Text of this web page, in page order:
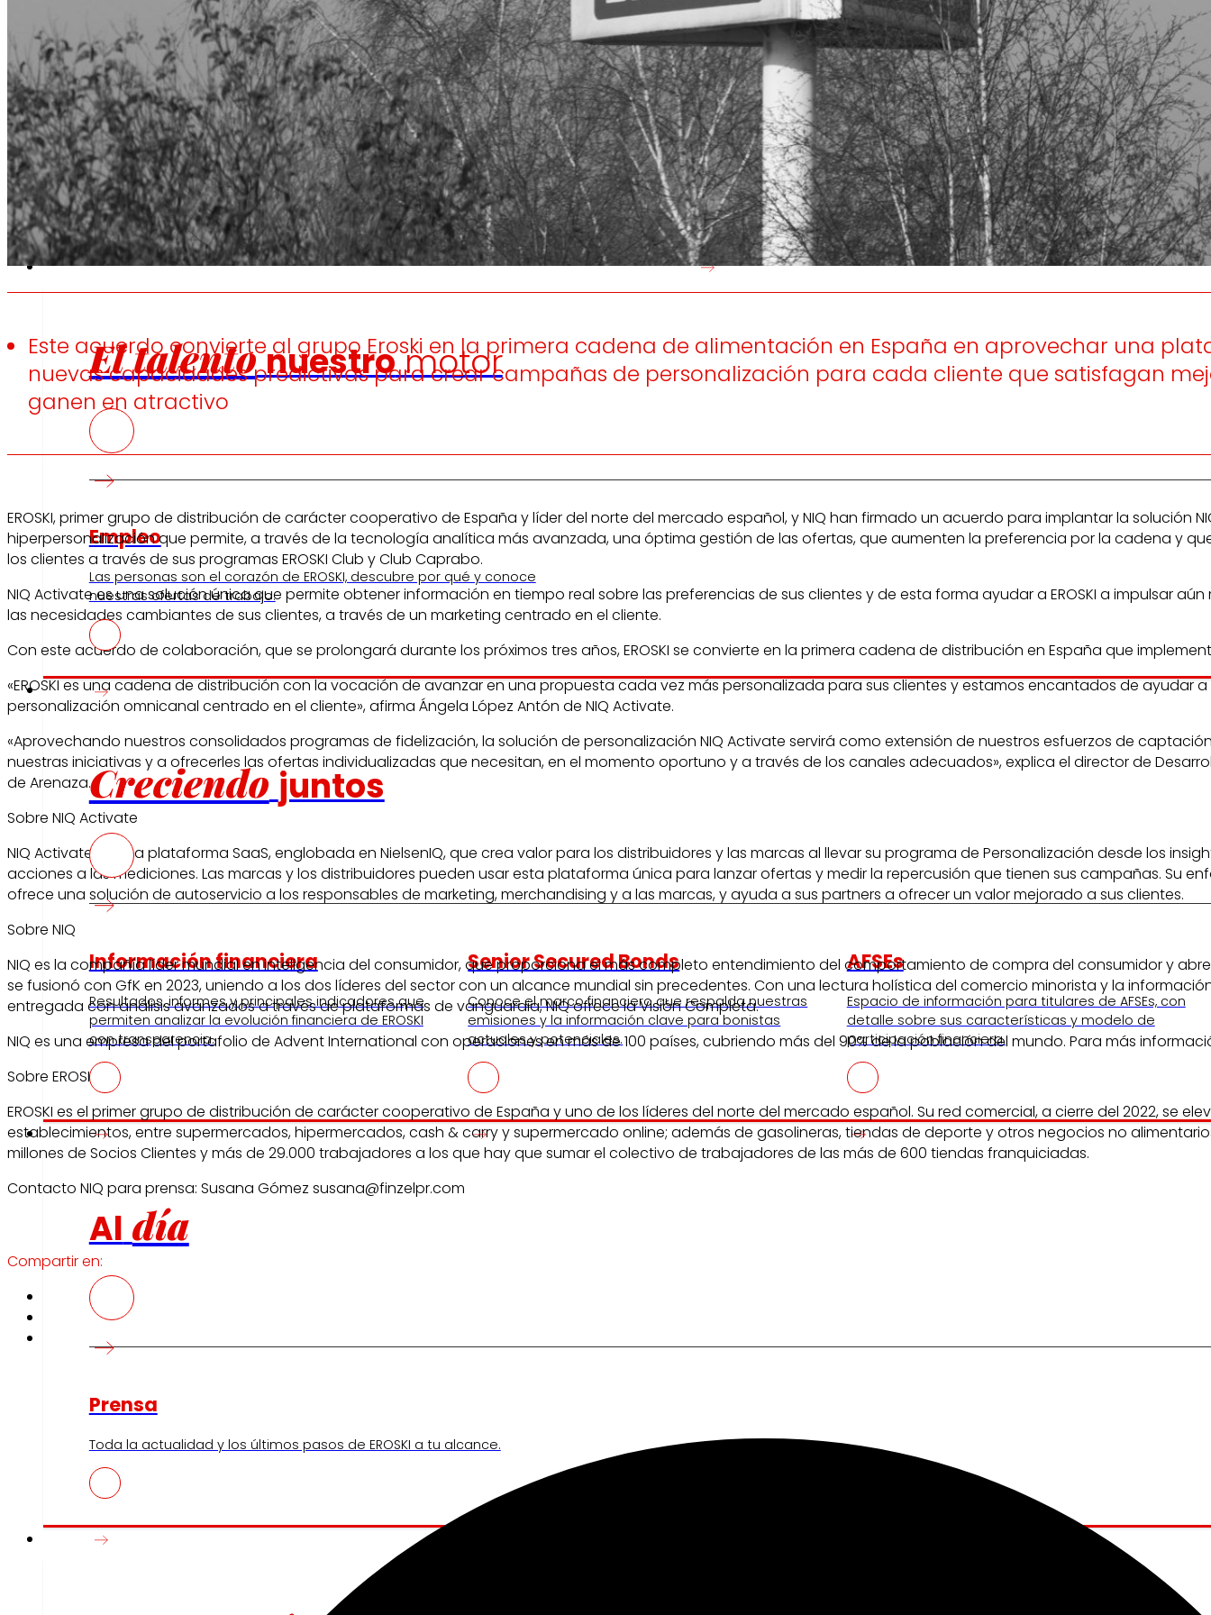
Fomentamosla
alimentación saludable.
Generamos riqueza localy
solidaridaden el entorno.
Promovemosla
satisfacción y el desarrollo
de laspersonas
trabajadoras.
Escuchamose
informamosa las
personas
Empleo
El talentonuestromotor
Empleo
Las personas son el corazón de EROSKI, descubre por qué y conoce
nuestras ofertas de trabajo.
Inversores
Creciendo juntos
Información financiera
Resultados, informes y principales indicadores que
permiten analizar la evolución financiera de EROSKI
con transparencia.
Senior Secured Bonds
Conoce el marco financiero que respalda nuestras
emisiones y la información clave para bonistas
actuales y potenciales.
AFSEs
Espacio de información para titulares de AFSEs, con
detalle sobre sus características y modelo de
participación financiera.
Prensa
Al día
Prensa
Toda la actualidad y los últimos pasos de EROSKI a tu alcance.
Innovación
Este acuerdo convierte al grupo Eroski en la primera cadena de alimentación en España en aprovechar una
nuevas capacidades predictivas para crear campañas de personalización para cada cliente que satisfagan
ganen en atractivo
EROSKI, primer grupo de distribución de carácter cooperativo de España y líder del norte del mercado español, y NIQ han firmado un acuerdo para implantar la solución
hiperpersonalización que permite, a través de la tecnología analítica más avanzada, una óptima gestión de las ofertas, que aumenten la preferencia por la cadena y
los clientes a través de sus programas EROSKI Club y Club Caprabo.
NIQ Activate es una solución única que permite obtener información en tiempo real sobre las preferencias de sus clientes y de esta forma ayudar a EROSKI a impulsar
las necesidades cambiantes de sus clientes, a través de un marketing centrado en el cliente.
Con este acuerdo de colaboración, que se prolongará durante los próximos tres años, EROSKI se convierte en la primera cadena de distribución en España que
«EROSKI es una cadena de distribución con la vocación de avanzar en una propuesta cada vez más personalizada para sus clientes y estamos encantados de ayudar
personalización omnicanal centrado en el cliente», afirma Ángela López Antón de NIQ Activate.
«Aprovechando nuestros consolidados programas de fidelización, la solución de personalización NIQ Activate servirá como extensión de nuestros esfuerzos de
nuestras iniciativas y a ofrecerles las ofertas individualizadas que necesitan, en el momento oportuno y a través de los canales adecuados», explica el director de
de Arenaza.
Sobre NIQ Activate
NIQ Activate es una plataforma SaaS, englobada en NielsenIQ, que crea valor para los distribuidores y las marcas al llevar su programa de Personalización desde los
acciones a las mediciones. Las marcas y los distribuidores pueden usar esta plataforma única para lanzar ofertas y medir la repercusión que tienen sus campañas. Su
ofrece una solución de autoservicio a los responsables de marketing, merchandising y a las marcas, y ayuda a sus partners a ofrecer un valor mejorado a sus clientes.
Sobre NIQ
NIQ es la compañía líder mundial en inteligencia del consumidor, que proporciona el más completo entendimiento del comportamiento de compra del consumidor y
se fusionó con GfK en 2023, uniendo a los dos líderes del sector con un alcance mundial sin precedentes. Con una lectura holística del comercio minorista y la
entregada con análisis avanzados a través de plataformas de vanguardia, NIQ ofrece la Visión Completa.
NIQ es una empresa del portafolio de Advent International con operaciones en más de 100 países, cubriendo más del 90% de la población del mundo. Para más
Sobre EROSKI
EROSKI es el primer grupo de distribución de carácter cooperativo de España y uno de los líderes del norte del mercado español. Su red comercial, a cierre del 2022, se
establecimientos, entre supermercados, hipermercados, cash & carry y supermercado online; además de gasolineras, tiendas de deporte y otros negocios no
millones de Socios Clientes y más de 29.000 trabajadores a los que hay que sumar el colectivo de trabajadores de las más de 600 tiendas franquiciadas.
Contacto NIQ para prensa: Susana Gómez susana@finzelpr.com
Compartir en: